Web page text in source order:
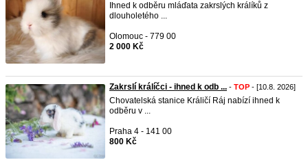
Ihned k odběru mláďata zakrslých králíků z
dlouholetého ...
Olomouc - 779 00
2 000 Kč
Zakrslí králíčci - ihned k odb ... - TOP - [10.8. 2026]
Chovatelská stanice Králičí Ráj nabízí ihned k
odběru v ...
Praha 4 - 141 00
800 Kč